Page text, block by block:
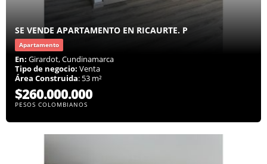
SE VENDE APARTAMENTO EN RICAURTE. P
Apartamento
En: Girardot, Cundinamarca
Tipo de negocio: Venta
Área Construida: 53 m²
$260.000.000
PESOS COLOMBIANOS